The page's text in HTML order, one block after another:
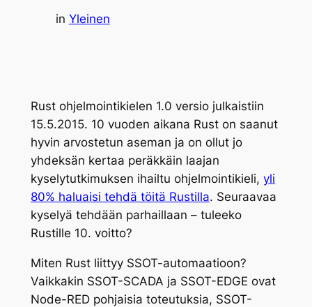
in Yleinen
Rust ohjelmointikielen 1.0 versio julkaistiin
15.5.2015. 10 vuoden aikana Rust on saanut
hyvin arvostetun aseman ja on ollut jo
yhdeksän kertaa peräkkäin laajan
kyselytutkimuksen ihailtu ohjelmointikieli, yli
80% haluaisi tehdä töitä Rustilla. Seuraavaa
kyselyä tehdään parhaillaan – tuleeko
Rustille 10. voitto?
Miten Rust liittyy SSOT-automaatioon?
Vaikkakin SSOT-SCADA ja SSOT-EDGE ovat
Node-RED pohjaisia toteutuksia, SSOT-